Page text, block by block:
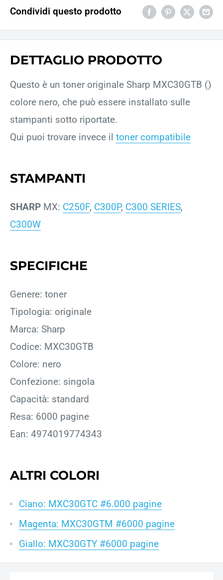
Condividi questo prodotto
DETTAGLIO PRODOTTO
Questo è un toner originale Sharp MXC30GTB ()
colore nero, che può essere installato sulle
stampanti sotto riportate.
Qui puoi trovare invece il toner compatibile
STAMPANTI
SHARP MX: C250F, C300P, C300 SERIES,
C300W
SPECIFICHE
Genere: toner
Tipologia: originale
Marca: Sharp
Codice: MXC30GTB
Colore: nero
Confezione: singola
Capacità: standard
Resa: 6000 pagine
Ean: 4974019774343
ALTRI COLORI
Ciano: MXC30GTC #6.000 pagine
Magenta: MXC30GTM #6000 pagine
Giallo: MXC30GTY #6000 pagine